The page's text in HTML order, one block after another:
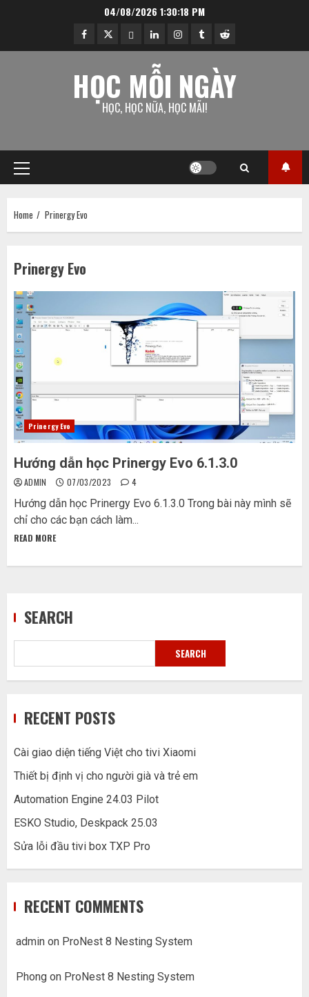
04/08/2026 1:30:18 PM
facebooktwitterok.rulinkedininstagram
tumblrreddit
HỌC MỖI NGÀY
HỌC, HỌC NỮA, HỌC MÃI!
Primary
Menu
Home Prinergy Evo
Prinergy Evo
Prinergy Evo
Hướng dẫn học Prinergy Evo 6.1.3.0
ADMIN 07/03/2023 4
Hướng dẫn học Prinergy Evo 6.1.3.0 Trong bài này mình sẽ
chỉ cho các bạn cách làm...
READ MORE
SEARCH
SEARCH
RECENT POSTS
Cài giao diện tiếng Việt cho tivi Xiaomi
Thiết bị định vị cho người già và trẻ em
Automation Engine 24.03 Pilot
ESKO Studio, Deskpack 25.03
Sửa lỗi đầu tivi box TXP Pro
RECENT COMMENTS
admin on ProNest 8 Nesting System
Phong on ProNest 8 Nesting System